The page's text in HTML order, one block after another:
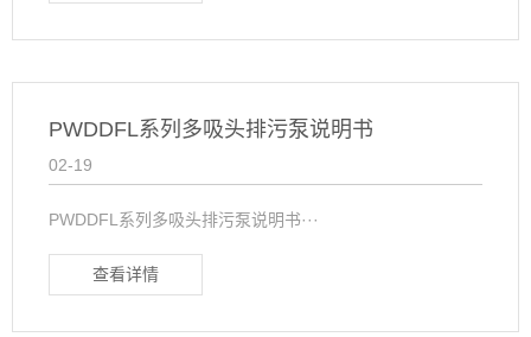
PWDDFL系列多吸头排污泵说明书
02-19
PWDDFL系列多吸头排污泵说明书···
查看详情